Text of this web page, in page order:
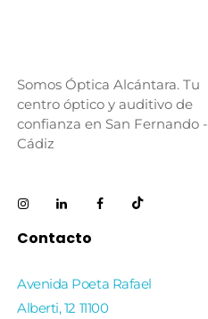
Somos Óptica Alcántara. Tu
centro óptico y auditivo de
confianza en San Fernando -
Cádiz
Contacto
Avenida Poeta Rafael
Alberti, 12 11100